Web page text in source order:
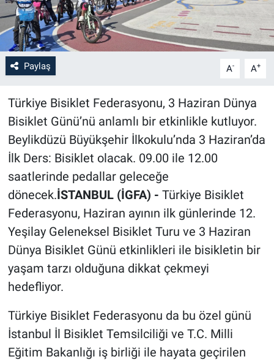
Paylaş A- A+
Türkiye Bisiklet Federasyonu, 3 Haziran Dünya
Bisiklet Günü’nü anlamlı bir etkinlikle kutluyor.
Beylikdüzü Büyükşehir İlkokulu’nda 3 Haziran’da
İlk Ders: Bisiklet olacak. 09.00 ile 12.00
saatlerinde pedallar geleceğe
dönecek.İSTANBUL (İGFA) - Türkiye Bisiklet
Federasyonu, Haziran ayının ilk günlerinde 12.
Yeşilay Geleneksel Bisiklet Turu ve 3 Haziran
Dünya Bisiklet Günü etkinlikleri ile bisikletin bir
yaşam tarzı olduğuna dikkat çekmeyi
hedefliyor.
Türkiye Bisiklet Federasyonu da bu özel günü
İstanbul İl Bisiklet Temsilciliği ve T.C. Milli
Eğitim Bakanlığı iş birliği ile hayata geçirilen